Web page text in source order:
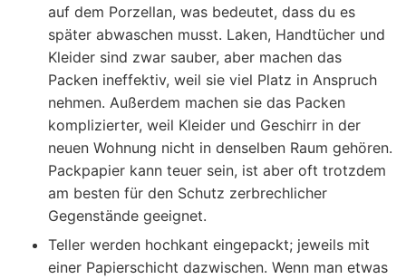
auf dem Porzellan, was bedeutet, dass du es
später abwaschen musst. Laken, Handtücher und
Kleider sind zwar sauber, aber machen das
Packen ineffektiv, weil sie viel Platz in Anspruch
nehmen. Außerdem machen sie das Packen
komplizierter, weil Kleider und Geschirr in der
neuen Wohnung nicht in denselben Raum gehören.
Packpapier kann teuer sein, ist aber oft trotzdem
am besten für den Schutz zerbrechlicher
Gegenstände geeignet.
Teller werden hochkant eingepackt; jeweils mit
einer Papierschicht dazwischen. Wenn man etwas